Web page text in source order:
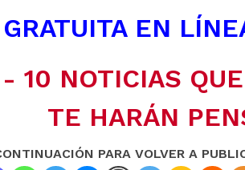
EN
10 NOTICIAS
TE HARÁN
PARA VOLVER A